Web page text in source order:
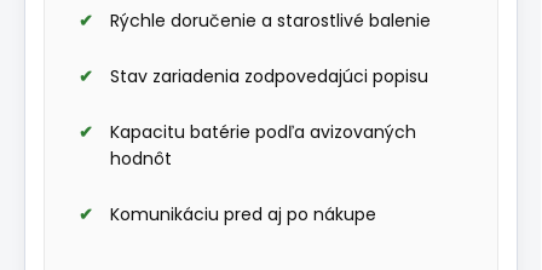
Rýchle doručenie a starostlivé balenie
Stav zariadenia zodpovedajúci popisu
Kapacitu batérie podľa avizovaných
hodnôt
Komunikáciu pred aj po nákupe